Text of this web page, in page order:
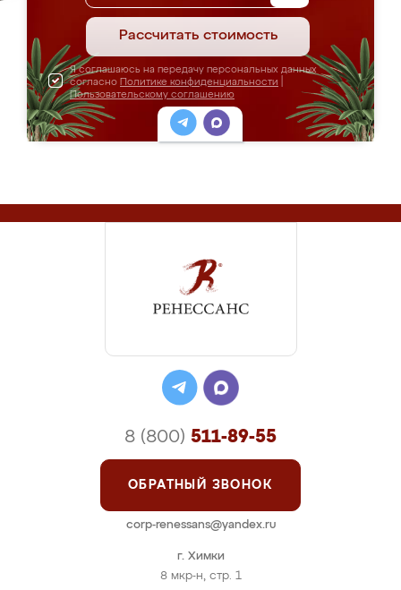
Рассчитать стоимость
Я соглашаюсь на передачу персональных данных
согласно Политике конфиденциальности
Пользовательскому соглашению
г. Химки
8 мкр-н, стр. 1
8 (800) 511-89-55
ОБРАТНЫЙ ЗВОНОК
corp-renessans@yandex.ru